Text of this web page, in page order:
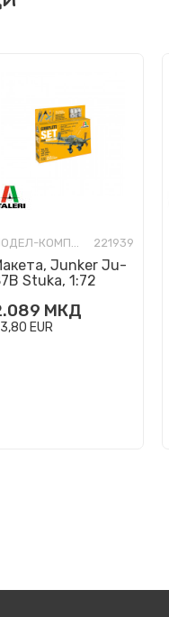
МОДЕЛ-КОМПЛЕТ 221939
Junker Ju-
Stuka, 1:72
МКД
EUR